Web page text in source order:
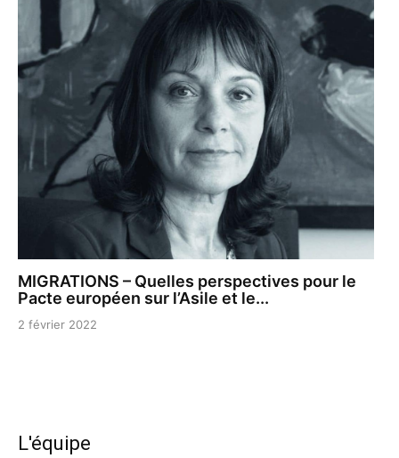
MIGRATIONS – Quelles perspectives pour le
Pacte européen sur l’Asile et le...
2 février 2022
L'équipe